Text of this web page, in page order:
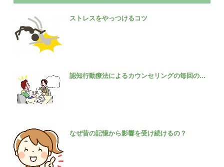
ストレスをやっつけるコツ
認知行動療法によるカウンセリングの毎回の...
なぜ昔の記憶から影響を受け続けるの？